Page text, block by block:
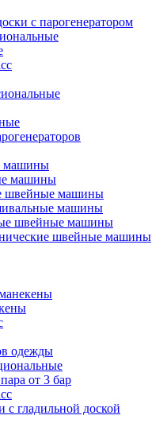
с парогенератором
машины
машины
швейные машины
машины
швейные машины
швейные машины
одежды
от 3 бар
с гладильной доской